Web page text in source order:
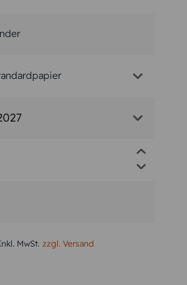
MwSt. zzgl. Versand